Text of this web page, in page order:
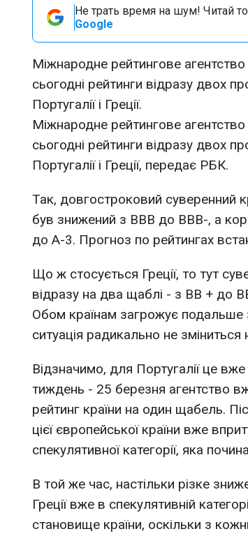
Не трать время на шум! Читай
Google
Міжнародне рейтингове
сьогодні рейтинги відразу двох
Португалії і Греції.
Міжнародне рейтингове
сьогодні рейтинги відразу двох
Португалії і Греції, передає РБК.
Так, довгостроковий суверенний
був знижений з BBB до BBB-, а
до A-3. Прогноз по рейтингах
Що ж стосується Греції, то тут
відразу на два щаблі - з BB + до
Обом країнам загрожує подальше
ситуація радикально не
Відзначимо, для Португалії це
тиждень - 25 березня агентство
рейтинг країни на один щабель.
цієї європейської країни вже
спекулятивної категорії, яка
В той же час, настільки різке
Греції вже в спекулятивній
становище країни, оскільки з